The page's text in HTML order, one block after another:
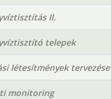
II.
telepek
létesítmények tervezése
monitoring